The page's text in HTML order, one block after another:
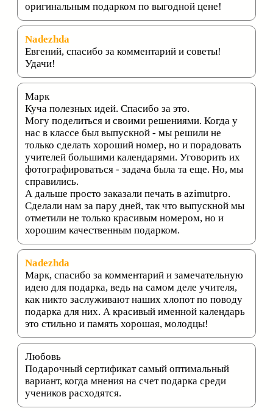
оригинальным подарком по выгодной цене!
Nadezhda
Евгений, спасибо за комментарий и советы!
Удачи!
Марк
Куча полезных идей. Спасибо за это.
Могу поделиться и своими решениями. Когда у
нас в классе был выпускной - мы решили не
только сделать хороший номер, но и порадовать
учителей большими календарями. Уговорить их
фотографироваться - задача была та еще. Но, мы
справились.
А дальше просто заказали печать в azimutpro.
Сделали нам за пару дней, так что выпускной мы
отметили не только красивым номером, но и
хорошим качественным подарком.
Nadezhda
Марк, спасибо за комментарий и замечательную
идею для подарка, ведь на самом деле учителя,
как никто заслуживают наших хлопот по поводу
подарка для них. А красивый именной календарь
это стильно и память хорошая, молодцы!
Любовь
Подарочный сертификат самый оптимальный
вариант, когда мнения на счет подарка среди
учеников расходятся.